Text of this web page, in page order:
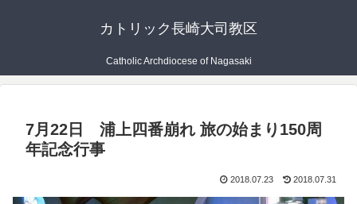
カトリック長崎大司教区
Catholic Archdiocese of Nagasaki
7月22日 浦上四番崩れ 旅の始まり150周
年記念行事
2018.07.23 2018.07.31